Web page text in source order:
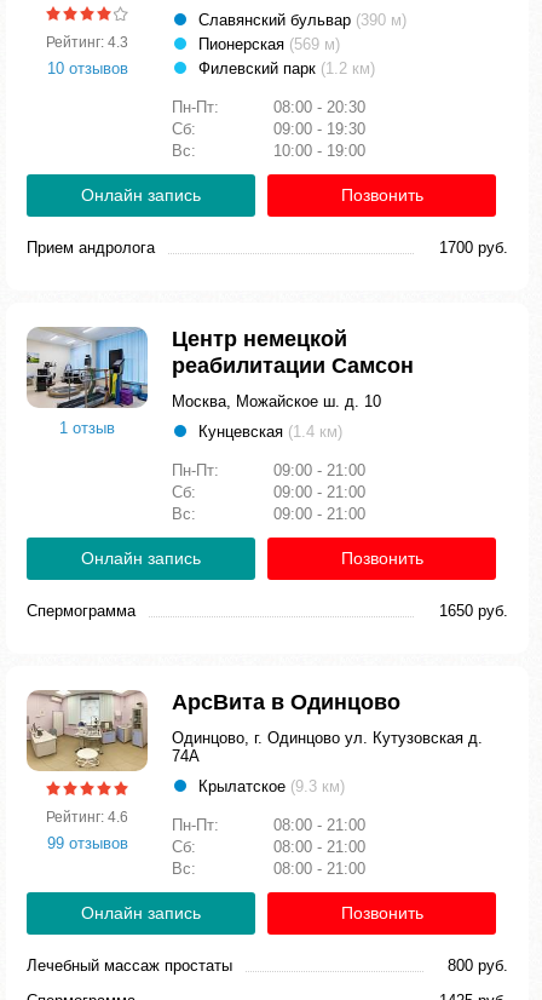
Рейтинг: 4.3
10 отзывов
Славянский бульвар (390 м)
Пионерская (569 м)
Филевский парк (1.2 км)
Пн-Пт:
08:00 - 20:30
Сб:
09:00 - 19:30
Вс:
10:00 - 19:00
Онлайн запись Позвонить
Прием андролога 1700 руб.
1 отзыв
Центр немецкой
реабилитации Самсон
Москва, Можайское ш. д. 10
Кунцевская (1.4 км)
Пн-Пт:
09:00 - 21:00
Сб:
09:00 - 21:00
Вс:
09:00 - 21:00
Онлайн запись Позвонить
Спермограмма 1650 руб.
Рейтинг: 4.6
99 отзывов
АрсВита в Одинцово
Одинцово, г. Одинцово ул. Кутузовская д.
74А
Крылатское (9.3 км)
Пн-Пт:
08:00 - 21:00
Сб:
08:00 - 21:00
Вс:
08:00 - 21:00
Онлайн запись Позвонить
Лечебный массаж простаты
800 руб.